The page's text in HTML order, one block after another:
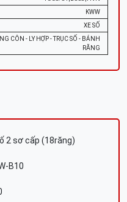
KWW
XE SỐ
CÔN - LY HỢP - TRỤC SỐ - BÁNH
RĂNG
2 sơ cấp (18răng)
B10